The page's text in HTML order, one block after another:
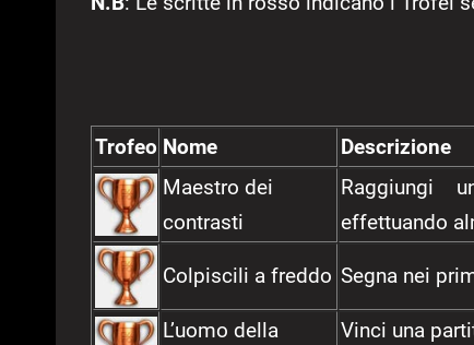
Trofeo Nome
Descrizione
Maestro dei
contrasti
Raggiungi
effettuando
Colpiscili a freddo Segna nei
L’uomo della
Vinci una